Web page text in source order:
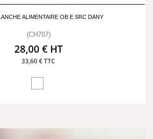
ALIMENTAIRE OB E SRC DANY
(CH707)
28,00 € HT
33,60 € TTC